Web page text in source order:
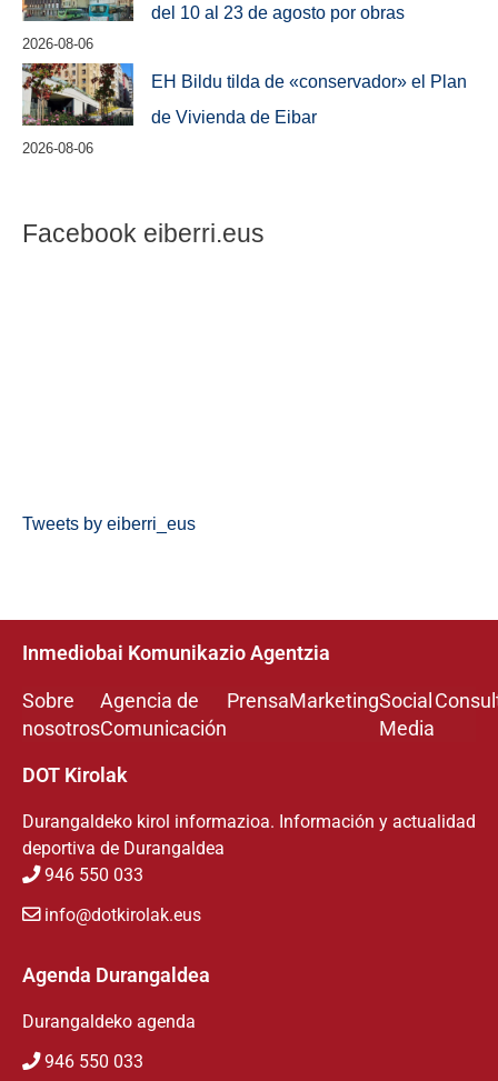
del 10 al 23 de agosto por obras
2026-08-06
EH Bildu tilda de «conservador» el Plan
de Vivienda de Eibar
2026-08-06
Facebook eiberri.eus
Tweets by eiberri_eus
Inmediobai Komunikazio Agentzia
Sobre
nosotros
Agencia de
Comunicación
PrensaMarketingSocial
Media
DOT Kirolak
Durangaldeko kirol informazioa. Información y actualidad
deportiva de Durangaldea
946 550 033
info@dotkirolak.eus
Agenda Durangaldea
Durangaldeko agenda
946 550 033